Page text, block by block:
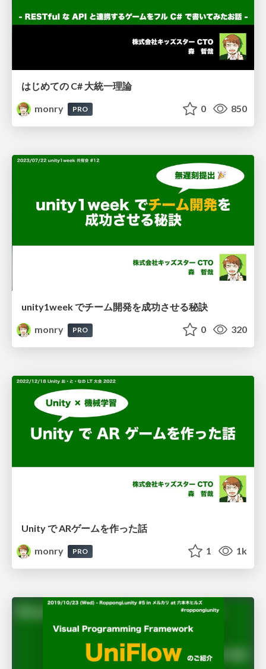
はじめての C# 大統一理論
monry
PRO 0 850
unity1week でチーム開発を成功させる秘訣
monry
PRO 0 320
Unity で ARゲームを作った話
monry
PRO 1 1k